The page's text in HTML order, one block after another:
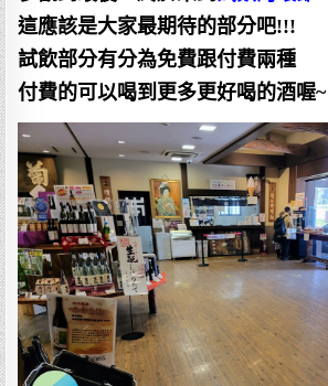
這應該是大家最期待的部分吧!!!
試飲部分有分為免費跟付費兩種
付費的可以喝到更多更好喝的酒喔~